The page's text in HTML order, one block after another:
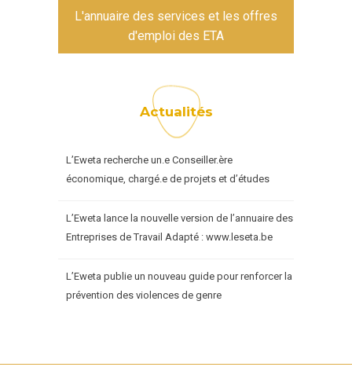
L'annuaire des services et les offres
d'emploi des ETA
Actualités
L’Eweta recherche un.e Conseiller.ère
économique, chargé.e de projets et d’études
L’Eweta lance la nouvelle version de l’annuaire des
Entreprises de Travail Adapté : www.leseta.be
L’Eweta publie un nouveau guide pour renforcer la
prévention des violences de genre